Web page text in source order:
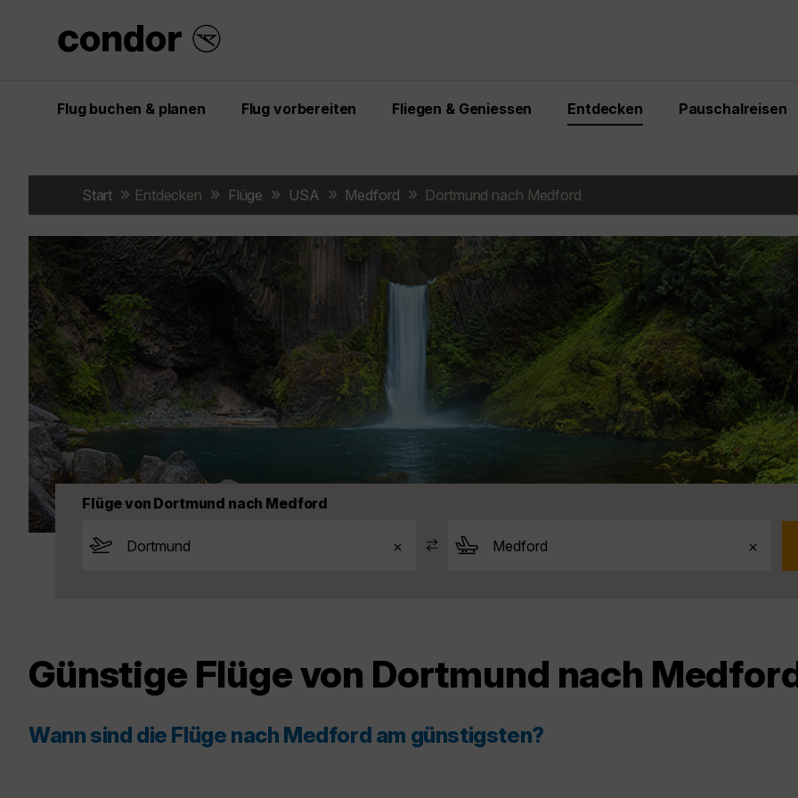
Flug buchen & planen Flug vorbereiten Fliegen & Geniessen Entdecken Pauschalreisen
Start Entdecken Flüge USA Medford Dortmund nach Medford
Flüge von Dortmund nach Medford
Günstige Flüge von Dortmund nach
Wann sind die Flüge nach Medford am günstigsten?